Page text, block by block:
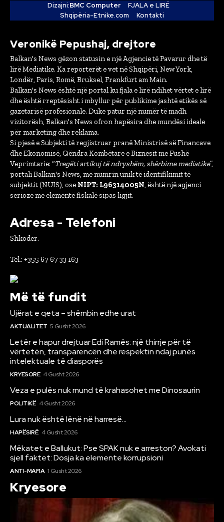
Dizajni:BMC Computer
FJALA e LIRË
Shqipëria-Etnike.com
Kontakti
Veronikë Pepushaj, drejtore
Balkan's News gëzon statusin e një Agjencie të Pavarur dhe të
lirë Mediatike. Ka reporterët e vet në Shqipëri, New York,
Londër, Paris, Romë, Bruksel, Frankfurt am Main.
Balkan's News është një portal ku fjala e lirë ndihet vërtet e lirë
dhe është rreptësisht i mbyllur për publikime jashtë etikës së
gazetarisë profesionale. Duke patur një numër të madh
vizitorësh, Balkan's News ofron hapësira dhe mundësi ideale
për marketing dhe reklama.
Si pjesë e Subjekti të regjistruar pranë Ministrisë së Financave
dhe Ekonomisë, Qëndra Kombëtare e Biznesit me Fushë
Veprimtarie: “Tregëti artikuj të ndryshëm, shërbime mediatike”,
portali Balkan's News, me numrin unik të identifikimit të
subjektit (NUIS), ose NIPT: L96314005N , është një agjenci
serioze me elementë fiskalë sipas ligjit.
Adresa - Telefoni
Shkoder.
Tel.: +355 67 67 33 163
Më të fundit
Ujërat e qeta – shëmbin edhe urat
AKTUALITET 5 Gusht 2026
Letër e hapur drejtuar Edi Ramës: një thirrje për të
vërtetën, transparencën dhe respektin ndaj punës
intelektuale të diasporës
KRYESORE 4 Gusht 2026
Veza e pulës nuk mund të krahasohet me Dinosaurin
POLITIKË 4 Gusht 2026
Lura nuk është lënë në harresë…
HAPËSIRË 4 Gusht 2026
Mëkatet e Ballukut: Pse SPAK nuk e arreston? Avokati
sjell faktet: Dosja ka elemente korrupsioni
ANTI-MAFIA 1 Gusht 2026
Kryesore